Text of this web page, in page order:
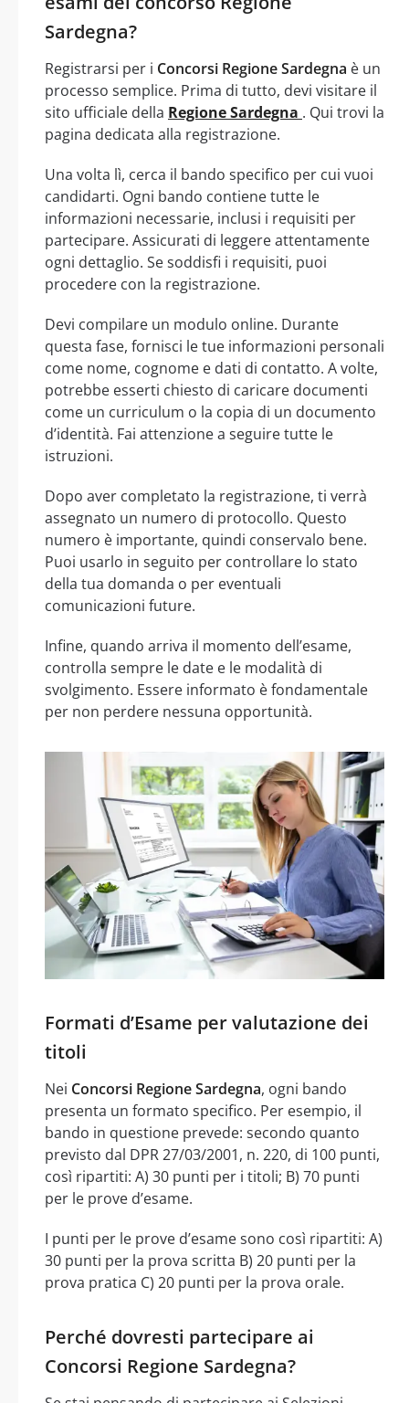
Sardegna?
Registrarsi per i Concorsi Regione Sardegna è un
processo semplice. Prima di tutto, devi visitare il
sito ufficiale della Regione Sardegna . Qui trovi la
pagina dedicata alla registrazione.
Una volta lì, cerca il bando specifico per cui vuoi
candidarti. Ogni bando contiene tutte le
informazioni necessarie, inclusi i requisiti per
partecipare. Assicurati di leggere attentamente
ogni dettaglio. Se soddisfi i requisiti, puoi
procedere con la registrazione.
Devi compilare un modulo online. Durante
questa fase, fornisci le tue informazioni personali
come nome, cognome e dati di contatto. A volte,
potrebbe esserti chiesto di caricare documenti
come un curriculum o la copia di un documento
d’identità. Fai attenzione a seguire tutte le
istruzioni.
Dopo aver completato la registrazione, ti verrà
assegnato un numero di protocollo. Questo
numero è importante, quindi conservalo bene.
Puoi usarlo in seguito per controllare lo stato
della tua domanda o per eventuali
comunicazioni future.
Infine, quando arriva il momento dell’esame,
controlla sempre le date e le modalità di
svolgimento. Essere informato è fondamentale
per non perdere nessuna opportunità.
Formati d’Esame per valutazione dei
titoli
Nei Concorsi Regione Sardegna, ogni bando
presenta un formato specifico. Per esempio, il
bando in questione prevede: secondo quanto
previsto dal DPR 27/03/2001, n. 220, di 100 punti,
così ripartiti: A) 30 punti per i titoli; B) 70 punti
per le prove d’esame.
I punti per le prove d’esame sono così ripartiti: A)
30 punti per la prova scritta B) 20 punti per la
prova pratica C) 20 punti per la prova orale.
Perché dovresti partecipare ai
Concorsi Regione Sardegna?